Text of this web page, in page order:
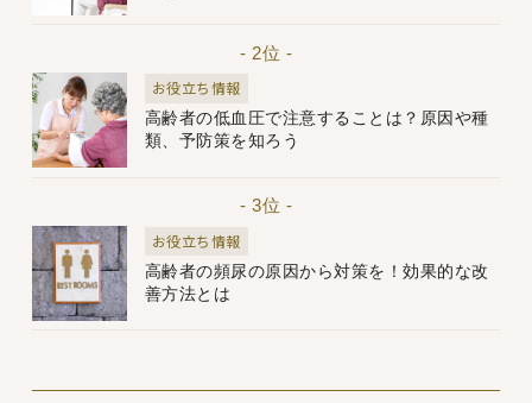
- 2位 -
お役立ち情報
高齢者の低血圧で注意することは？原因や種
類、予防策を知ろう
- 3位 -
お役立ち情報
高齢者の頻尿の原因から対策を！効果的な改
善方法とは